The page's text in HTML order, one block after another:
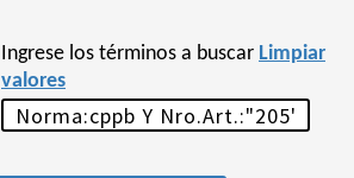
Ingrese los términos a buscar Limpiar
valores